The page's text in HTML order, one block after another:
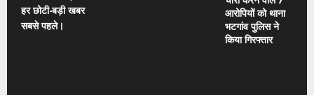
हर छोटी-बड़ी खबर
सबसे पहले।
आरोपियों को थाना
भटगांव पुलिस ने
किया गिरफ्तार